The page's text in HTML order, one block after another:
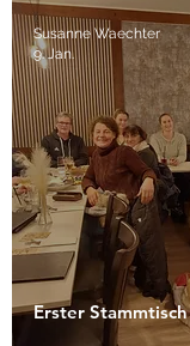
Erster
Susanne Waechter
9. Jan.